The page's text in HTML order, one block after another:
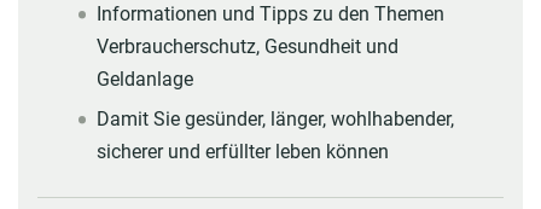
Informationen und Tipps zu den Themen
Verbraucherschutz, Gesundheit und
Geldanlage
Damit Sie gesünder, länger, wohlhabender,
sicherer und erfüllter leben können